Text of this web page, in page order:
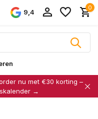
9,4
0
nu met €30 korting –
→